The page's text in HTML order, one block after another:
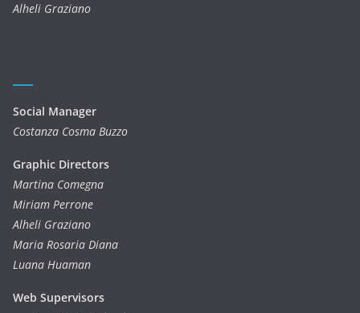
Alheli Graziano
Social Manager
Costanza Cosma Buzzo
Graphic Directors
Martina Comegna
Miriam Perrone
Alheli Graziano
Maria Rosaria Diana
Luana Huaman
Web Supervisors